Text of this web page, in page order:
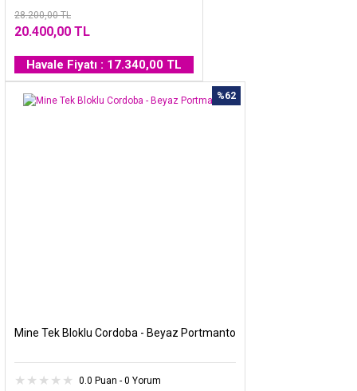
28.200,00 TL
20.400,00 TL
Havale Fiyatı : 17.340,00 TL
%62
Mine Tek Bloklu Cordoba - Beyaz Portmanto
0.0 Puan - 0 Yorum